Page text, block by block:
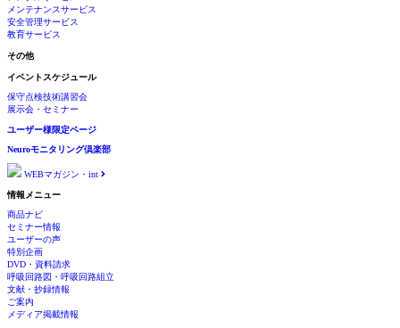
メンテナンスサービス
安全管理サービス
教育サービス
その他
イベントスケジュール
保守点検技術講習会
展示会・セミナー
ユーザー様限定ページ
Neuroモニタリング倶楽部
WEBマガジン・int
情報メニュー
商品ナビ
セミナー情報
ユーザーの声
特別企画
DVD・資料請求
呼吸回路図・呼吸回路組立
文献・抄録情報
ご案内
メディア掲載情報